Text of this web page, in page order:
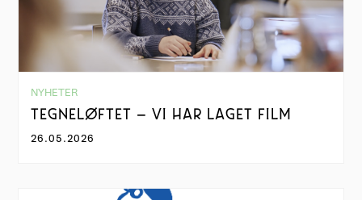
NYHETER
TEGNELØFTET – VI HAR LAGET FILM
26.05.2026